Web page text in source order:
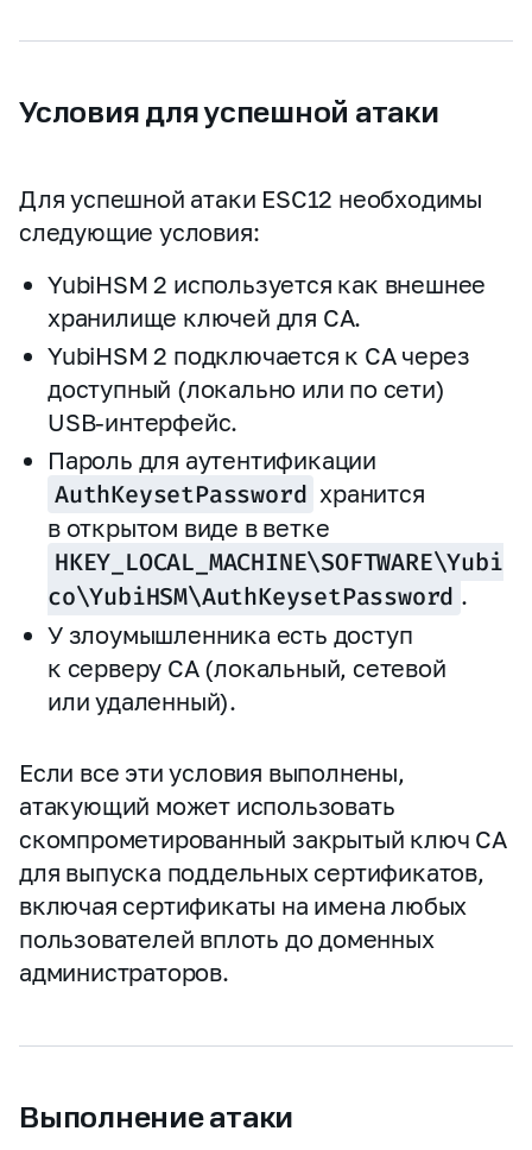
Условия для успешной атаки
Для успешной атаки ESC12 необходимы
следующие условия:
YubiHSM 2 используется как внешнее
хранилище ключей для CA.
YubiHSM 2 подключается к CA через
доступный (локально или по сети)
USB‑интерфейс.
Пароль для аутентификации
AuthKeysetPassword хранится
в открытом виде в ветке
HKEY_LOCAL_MACHINE\SOFTWARE\Yubi
co\YubiHSM\AuthKeysetPassword .
У злоумышленника есть доступ
к серверу CA (локальный, сетевой
или удаленный).
Если все эти условия выполнены,
атакующий может использовать
скомпрометированный закрытый ключ CA
для выпуска поддельных сертификатов,
включая сертификаты на имена любых
пользователей вплоть до доменных
администраторов.
Выполнение атаки